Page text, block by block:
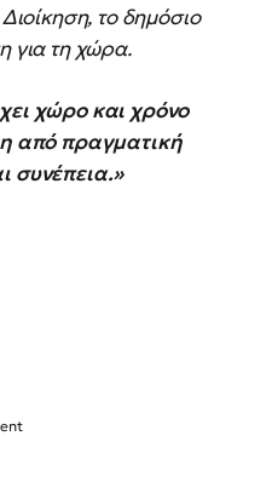
το δημόσιο
για τη χώρα.
χώρο και χρόνο
από πραγματική
συνέπεια.»